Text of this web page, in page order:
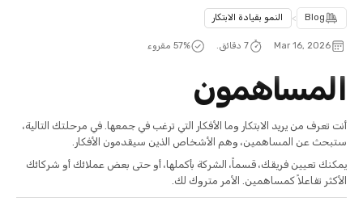
Blog
> النمو بقيادة الابتكار
Mar 16, 2026 7 دقائق. 57% مقروء
المساهمون
أنت تعرف من يريد الابتكار وما الأفكار التي ترغب في جمعها. في مرحلتك التالية،
ستبحث عن المساهمين، وهم الأشخاص الذين سيقدمون الأفكار.
يمكنك تعيين فريقك، قسماً، الشركة بأكملها، أو حتى بعض عملائك أو شركائك
الأكثر تفاعلاً كمساهمين. الأمر متروك لك.